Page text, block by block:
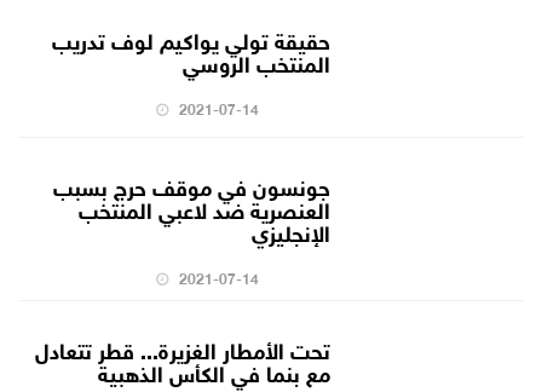
حقيقة تولي يواكيم لوف تدريب
المنتخب الروسي
2021-07-14
جونسون في موقف حرج بسبب
العنصرية ضد لاعبي المنتخب
الإنجليزي
2021-07-14
تحت الأمطار الغزيرة... قطر تتعادل
مع بنما في الكأس الذهبية